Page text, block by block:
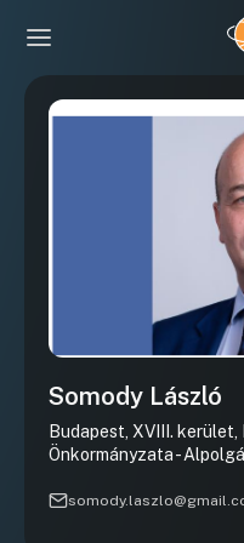
Somody László
Budapest, XVIII.
Önkormányzata -